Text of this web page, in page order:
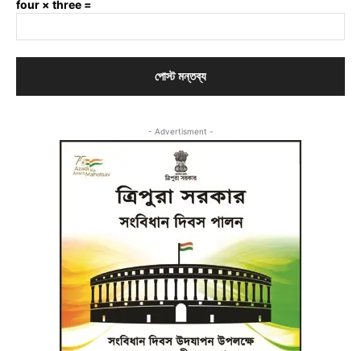
four × three =
- Advertisment -